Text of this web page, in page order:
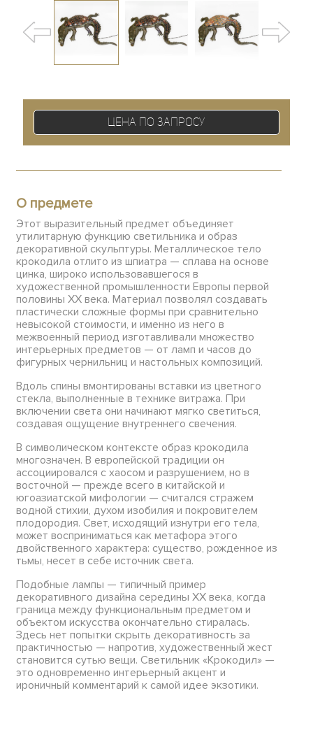
Цена по запросу
О предмете
Этот выразительный предмет объединяет
утилитарную функцию светильника и образ
декоративной скульптуры. Металлическое тело
крокодила отлито из шпиатра — сплава на основе
цинка, широко использовавшегося в
художественной промышленности Европы первой
половины XX века. Материал позволял создавать
пластически сложные формы при сравнительно
невысокой стоимости, и именно из него в
межвоенный период изготавливали множество
интерьерных предметов — от ламп и часов до
фигурных чернильниц и настольных композиций.
Вдоль спины вмонтированы вставки из цветного
стекла, выполненные в технике витража. При
включении света они начинают мягко светиться,
создавая ощущение внутреннего свечения.
В символическом контексте образ крокодила
многозначен. В европейской традиции он
ассоциировался с хаосом и разрушением, но в
восточной — прежде всего в китайской и
югоазиатской мифологии — считался стражем
водной стихии, духом изобилия и покровителем
плодородия. Свет, исходящий изнутри его тела,
может восприниматься как метафора этого
двойственного характера: существо, рожденное из
тьмы, несет в себе источник света.
Подобные лампы — типичный пример
декоративного дизайна середины XX века, когда
граница между функциональным предметом и
объектом искусства окончательно стиралась.
Здесь нет попытки скрыть декоративность за
практичностью — напротив, художественный жест
становится сутью вещи. Светильник «Крокодил» —
это одновременно интерьерный акцент и
ироничный комментарий к самой идее экзотики.